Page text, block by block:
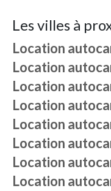
Les villes à
Location
Location
Location
Location
Location
Location
Location
Location